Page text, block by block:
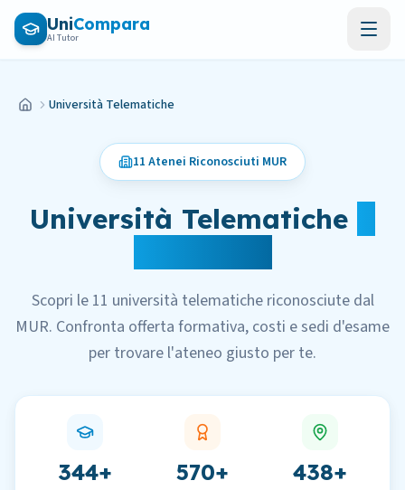
Vai al contenuto principale
UniCompara
AI Tutor
Home Università Telematiche
11 Atenei Riconosciuti MUR
Università Telematiche
Scopri le 11 università telematiche riconosciute dal
MUR. Confronta offerta formativa, costi e sedi d'esame
per trovare l'ateneo giusto per te.
344+ 570+ 438+